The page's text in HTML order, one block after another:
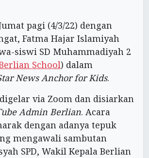
pagi (4/3/22) dengan
Fatma Hajar Islamiyah
siswi SD Muhammadiyah 2
School) dalam
News Anchor for Kids.
via Zoom dan disiarkan
Admin Berlian. Acara
dengan adanya tepuk
mengawali sambutan
SPD, Wakil Kepala Berlian